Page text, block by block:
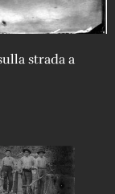
strada a